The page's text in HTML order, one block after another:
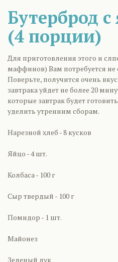
Бутерброд
(4 порции)
Для приготовления этого и
маффинов) Вам потребуется не
Поверьте, получится очень
завтрака уйдет не более 20
которые завтрак будет
уделить утренним сборам.
Нарезной хлеб - 8 кусков
Яйцо - 4 шт.
Колбаса - 100 г
Сыр твердый - 100 г
Помидор - 1 шт.
Майонез
Зеленый лук